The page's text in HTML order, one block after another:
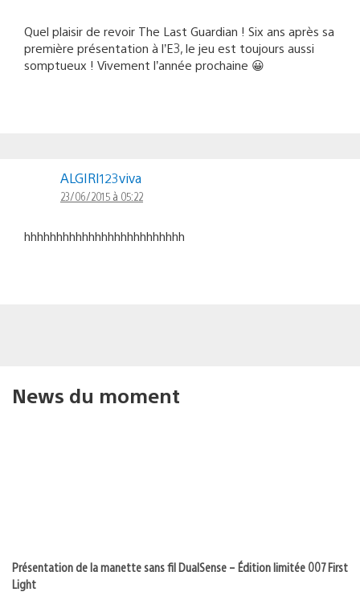
Quel plaisir de revoir The Last Guardian ! Six ans après sa
première présentation à l’E3, le jeu est toujours aussi
somptueux ! Vivement l’année prochaine 😀
ALGIRI123viva
23/06/2015 à 05:22
hhhhhhhhhhhhhhhhhhhhhhhhh
News du moment
Présentation de la manette sans fil DualSense – Édition limitée 007 First
Light